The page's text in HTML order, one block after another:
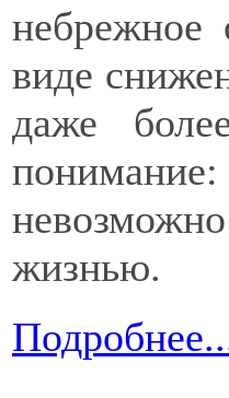
небрежное
виде
даже
жизнью.